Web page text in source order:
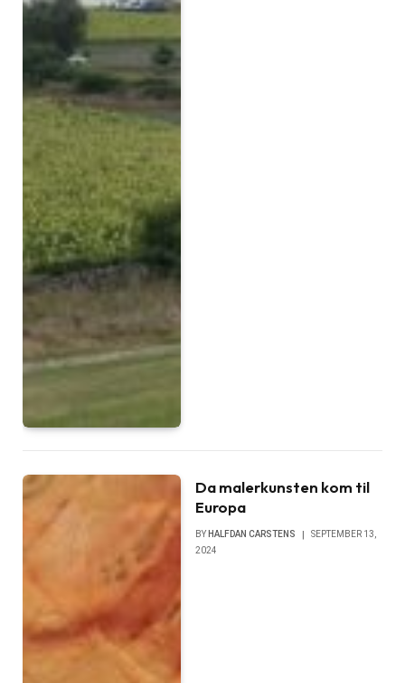
Da malerkunsten kom til
Europa
BY HALFDAN CARSTENS
SEPTEMBER 13,
2024